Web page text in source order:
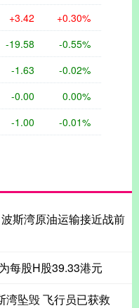
+3.42 +0.30%
-19.58 -0.55%
-1.63 -0.02%
-0.00 0.00%
-1.00 -0.01%
斯湾原油运输接近战前
每股H股39.33港元
湾坠毁 飞行员已获救